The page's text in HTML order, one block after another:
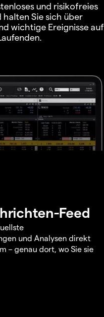
und risikofreies
Sie sich über
wichtige Ereignisse auf
Feed
und Analysen direkt
– genau dort, wo Sie sie